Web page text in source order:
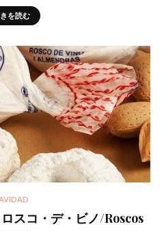
を読む
スコ・デ・ビノ/Roscos